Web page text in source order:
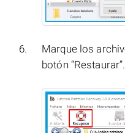
Marque los
botón “Restaurar”.